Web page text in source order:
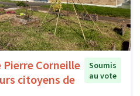
Pierre Corneille
citoyens de
Soumis
au vote